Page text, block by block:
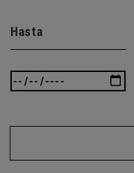
Hasta